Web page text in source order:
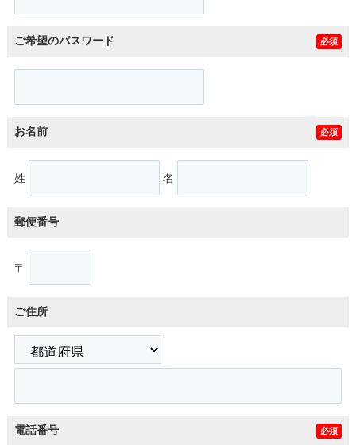
ご希望のパスワード 必須
お名前 必須
姓 名
郵便番号
〒
ご住所
電話番号 必須